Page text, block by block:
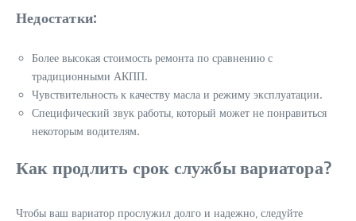
Недостатки:
Более высокая стоимость ремонта по сравнению с
традиционными АКПП.
Чувствительность к качеству масла и режиму эксплуатации.
Специфический звук работы‚ который может не понравиться
некоторым водителям.
Как продлить срок службы вариатора?
Чтобы ваш вариатор прослужил долго и надежно‚ следуйте